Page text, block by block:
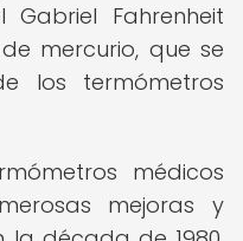
Fahrenheit
mercurio, que se
los termómetros
médicos
mejoras y